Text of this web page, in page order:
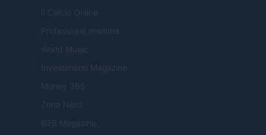
Il Calcio Online
Professione mamma
World Music
Investimenti Magazine
Money 365
Zona Nerd
B2B Magazine